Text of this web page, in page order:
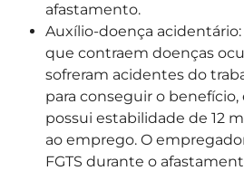
afastamento.
Auxílio-doença
que contraem doenças
sofreram acidentes do
para conseguir o
possui estabilidade de 12
ao emprego. O
FGTS durante o